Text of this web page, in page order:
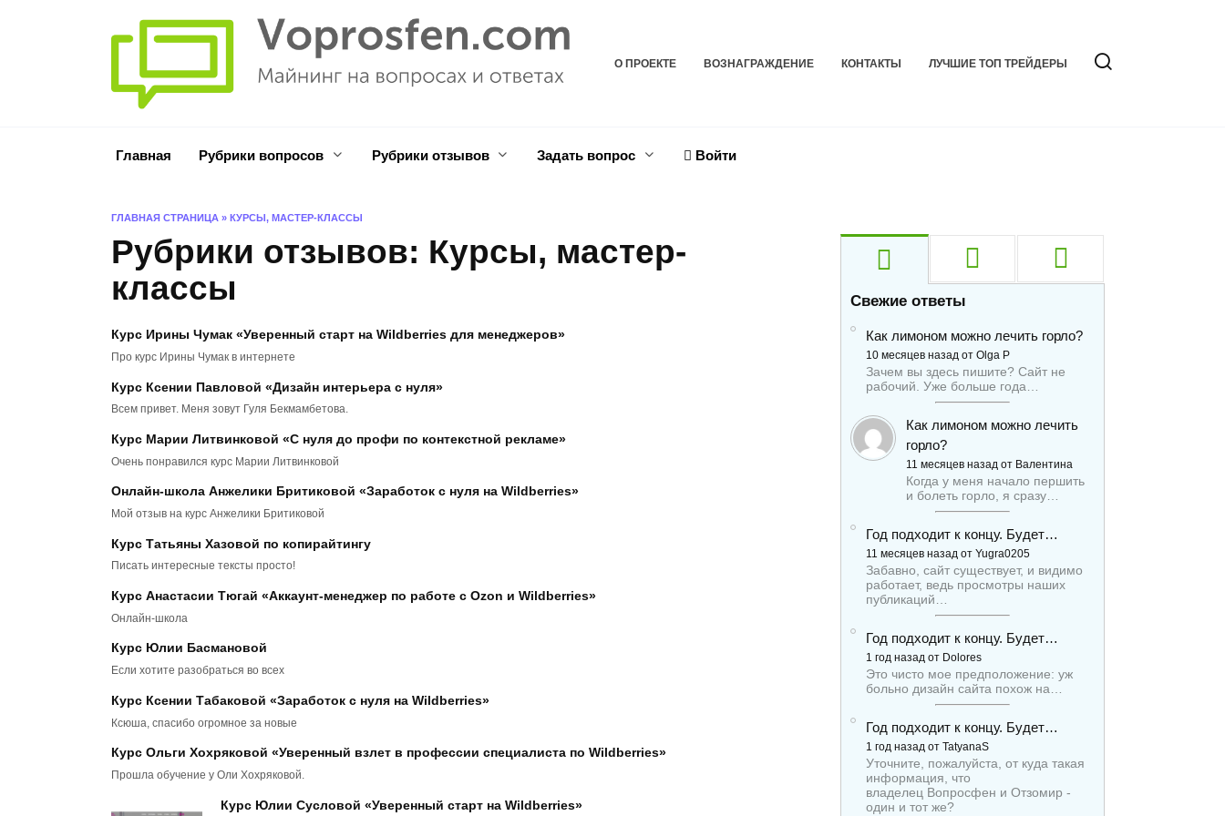
О ПРОЕКТЕ ВОЗНАГРАЖДЕНИЕ КОНТАКТЫ ЛУЧШИЕ ТОП ТРЕЙДЕРЫ
Главная Рубрики вопросов Рубрики отзывов Задать вопрос Войти
ГЛАВНАЯ СТРАНИЦА » КУРСЫ, МАСТЕР-КЛАССЫ
Рубрики отзывов: Курсы, мастер-
классы
Курс Ирины Чумак «Уверенный старт на Wildberries для менеджеров»
Про курс Ирины Чумак в интернете
Курс Ксении Павловой «Дизайн интерьера с нуля»
Всем привет. Меня зовут Гуля Бекмамбетова.
Курс Марии Литвинковой «С нуля до профи по контекстной рекламе»
Очень понравился курс Марии Литвинковой
Онлайн-школа Анжелики Бритиковой «Заработок с нуля на Wildberries»
Мой отзыв на курс Анжелики Бритиковой
Курс Татьяны Хазовой по копирайтингу
Писать интересные тексты просто!
Курс Анастасии Тюгай «Аккаунт-менеджер по работе с Ozon и Wildberries»
Онлайн-школа
Курс Юлии Басмановой
Если хотите разобраться во всех
Курс Ксении Табаковой «Заработок с нуля на Wildberries»
Ксюша, спасибо огромное за новые
Курс Ольги Хохряковой «Уверенный взлет в профессии специалиста по Wildberries»
Прошла обучение у Оли Хохряковой.
Курс Юлии Сусловой «Уверенный старт на Wildberries»
Свежие ответы
Как лимоном можно лечить горло?
10 месяцев назад от Olga P
Зачем вы здесь пишите? Сайт не
рабочий. Уже больше года…
Как лимоном можно лечить
горло?
11 месяцев назад от Валентина
Когда у меня начало першить
и болеть горло, я сразу…
Год подходит к концу. Будет…
11 месяцев назад от Yugra0205
Забавно, сайт существует, и видимо
работает, ведь просмотры наших
публикаций…
Год подходит к концу. Будет…
1 год назад от Dolores
Это чисто мое предположение: уж
больно дизайн сайта похож на…
Год подходит к концу. Будет…
1 год назад от TatyanaS
Уточните, пожалуйста, от куда такая
информация, что
владелец Вопросфен и Отзомир -
один и тот же?